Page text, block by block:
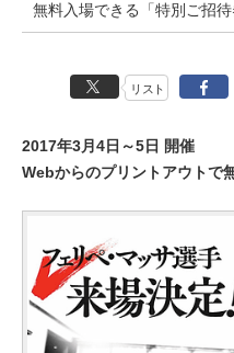
無料入場できる「特別ご招
リスト
2017年3月4日～5日 開催
Webからのプリントアウトで